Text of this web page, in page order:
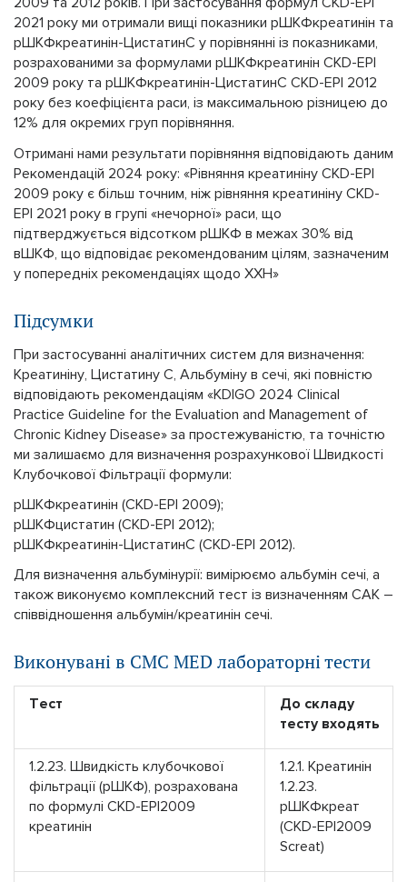
2021 року ми отримали вищі показники рШКФкреатинін та
рШКФкреатинін-ЦистатинС у порівнянні із показниками,
розрахованими за формулами рШКФкреатинін CKD-EPI
2009 року та рШКФкреатинін-ЦистатинС CKD-EPI 2012
року без коефіцієнта раси, із максимальною різницею до
12% для окремих груп порівняння.
Отримані нами результати порівняння відповідають даним
Рекомендацій 2024 року: «Рівняння креатиніну CKD-EPI
2009 року є більш точним, ніж рівняння креатиніну CKD-
EPI 2021 року в групі «нечорної» раси, що
підтверджується відсотком рШКФ в межах 30% від
вШКФ, що відповідає рекомендованим цілям, зазначеним
у попередніх рекомендаціях щодо ХХН»
Підсумки
При застосуванні аналітичних систем для визначення:
Креатиніну, Цистатину С, Альбуміну в сечі, які повністю
відповідають рекомендаціям «KDIGO 2024 Clinical
Practice Guideline for the Evaluation and Management of
Chronic Kidney Disease» за простежуваністю, та точністю
ми залишаємо для визначення розрахункової Швидкості
Клубочкової Фільтрації формули:
рШКФкреатинін (CKD-EPI 2009);
рШКФцистатин (CKD-EPI 2012);
рШКФкреатинін-ЦистатинС (CKD-EPI 2012).
Для визначення альбумінурії: вимірюємо альбумін сечі, а
також виконуємо комплексний тест із визначенням САК –
співвідношення альбумін/креатинін сечі.
Виконувані в CMC MED лабораторні тести
Тест
До складу
тесту входять
1.2.23. Швидкість клубочкової
фільтрації (рШКФ), розрахована
по формулі CKD-EPI2009
креатинін
1.2.1. Креатинін
1.2.23.
рШКФкреат
(CKD-EPI2009
Screat)